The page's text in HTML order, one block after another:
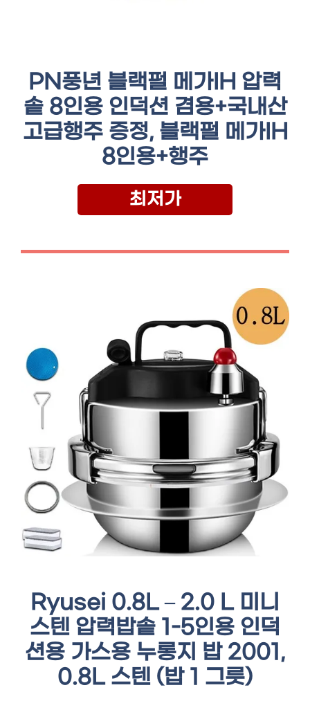
PN풍년 블랙펄 메가IH 압력
솥 8인용 인덕션 겸용+국내산
고급행주 증정, 블랙펄 메가IH
8인용+행주
최저가
Ryusei 0.8L – 2.0 L 미니
스텐 압력밥솥 1-5인용 인덕
션용 가스용 누롱지 밥 2001,
0.8L 스텐 (밥 1 그릇)